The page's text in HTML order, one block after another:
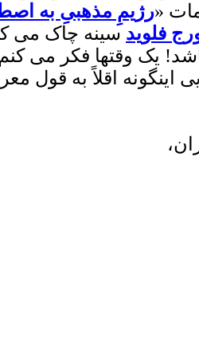
«رژیمِ مذهبیِ به
فلوید سینه چاک می
یک وقتها فکر می
اینگونه اقلاً به